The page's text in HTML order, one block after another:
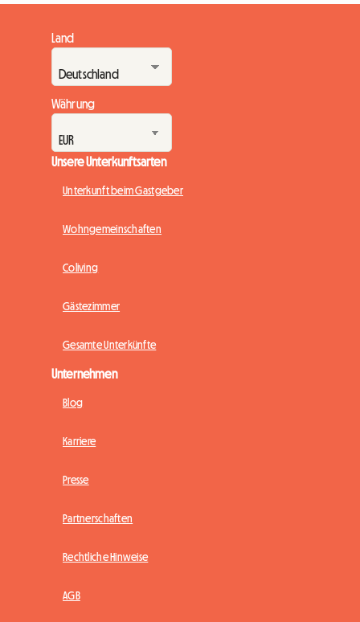
Land
Währung
Unsere Unterkunftsarten
Unterkunft beim Gastgeber
Wohngemeinschaften
Coliving
Gästezimmer
Gesamte Unterkünfte
Unternehmen
Blog
Karriere
Presse
Partnerschaften
Rechtliche Hinweise
AGB